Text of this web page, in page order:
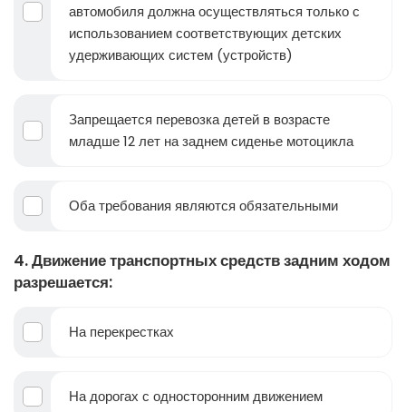
автомобиля должна осуществляться только с
использованием соответствующих детских
удерживающих систем (устройств)
Запрещается перевозка детей в возрасте
младше 12 лет на заднем сиденье мотоцикла
Оба требования являются обязательными
4. Движение транспортных средств задним ходом
разрешается:
На перекрестках
На дорогах с односторонним движением